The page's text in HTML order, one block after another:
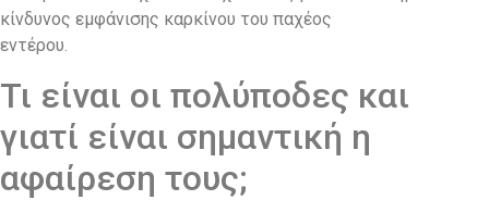
κίνδυνος εμφάνισης καρκίνου του παχέος
εντέρου.
Τι είναι οι πολύποδες και
γιατί είναι σημαντική η
αφαίρεση τους;